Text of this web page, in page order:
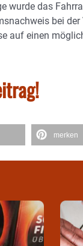
wurde das
bei
auf einen
merken